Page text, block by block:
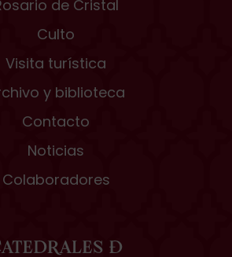
de Cristal
Culto
Visita turística
y biblioteca
Contacto
Noticias
Colaboradores